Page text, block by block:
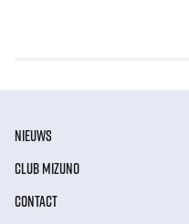
NIEUWS
CLUB MIZUNO
CONTACT